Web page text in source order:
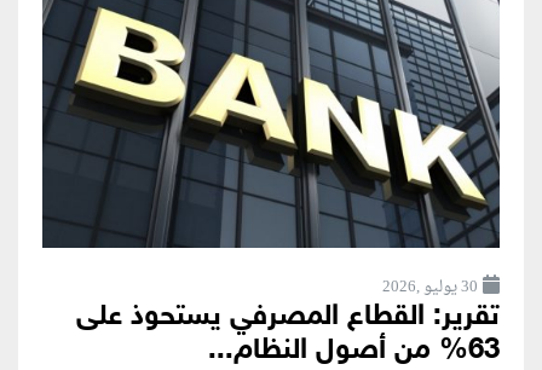
30 يوليو ,2026
تقرير: القطاع المصرفي يستحوذ على
63% من أصول النظام...